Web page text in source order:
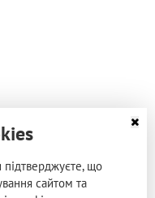
що
сайтом та